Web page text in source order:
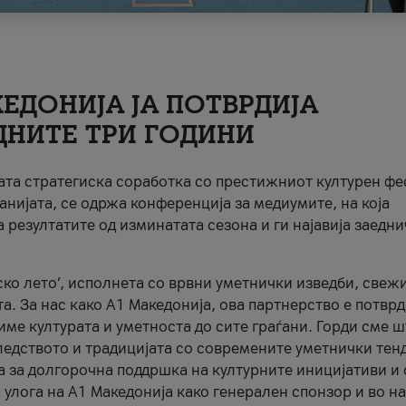
ЈА ПОТВРДИЈА
ТРИ ГОДИНИ
стратегиска соработка со престижниот културен
се одржа конференција за медиумите, на која
од изминатата сезона и ги најавија
лето’, исполнета со врвни уметнички изведби,
За нас како A1 Македонија, ова партнерство е
културата и уметноста до сите граѓани. Горди сме
и традицијата со современите уметнички
за долгорочна поддршка на културните иницијативи и
на A1 Македонија како генерален спонзор и во